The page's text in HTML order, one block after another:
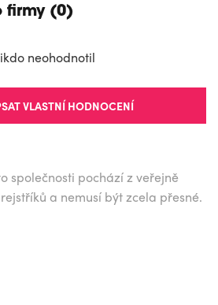
firmy (0)
neohodnotil
VLASTNÍ HODNOCENÍ
společnosti pochází z veřejně
a nemusí být zcela přesné.